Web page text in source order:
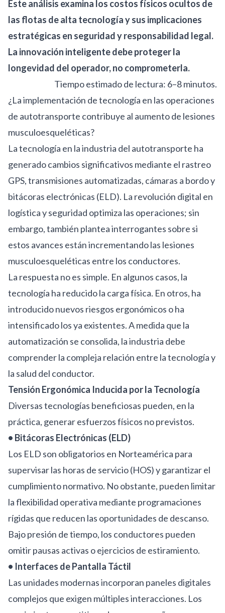
Este análisis examina los costos físicos ocultos de
las flotas de alta tecnología y sus implicaciones
estratégicas en seguridad y responsabilidad legal.
La innovación inteligente debe proteger la
longevidad del operador, no comprometerla.
Tiempo estimado de lectura: 6–8 minutos.
¿La implementación de tecnología en las operaciones
de autotransporte contribuye al aumento de lesiones
musculoesqueléticas?
La tecnología en la industria del autotransporte ha
generado cambios significativos mediante el rastreo
GPS, transmisiones automatizadas, cámaras a bordo y
bitácoras electrónicas (ELD). La revolución digital en
logística y seguridad optimiza las operaciones; sin
embargo, también plantea interrogantes sobre si
estos avances están incrementando las lesiones
musculoesqueléticas entre los conductores.
La respuesta no es simple. En algunos casos, la
tecnología ha reducido la carga física. En otros, ha
introducido nuevos riesgos ergonómicos o ha
intensificado los ya existentes. A medida que la
automatización se consolida, la industria debe
comprender la compleja relación entre la tecnología y
la salud del conductor.
Tensión Ergonómica Inducida por la Tecnología
Diversas tecnologías beneficiosas pueden, en la
práctica, generar esfuerzos físicos no previstos.
• Bitácoras Electrónicas (ELD)
Los ELD son obligatorios en Norteamérica para
supervisar las horas de servicio (HOS) y garantizar el
cumplimiento normativo. No obstante, pueden limitar
la flexibilidad operativa mediante programaciones
rígidas que reducen las oportunidades de descanso.
Bajo presión de tiempo, los conductores pueden
omitir pausas activas o ejercicios de estiramiento.
• Interfaces de Pantalla Táctil
Las unidades modernas incorporan paneles digitales
complejos que exigen múltiples interacciones. Los